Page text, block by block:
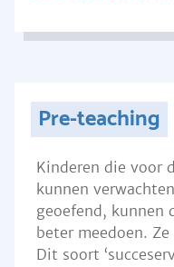
Pre-teaching
Kinderen die voor
kunnen
geoefend, kunnen
beter meedoen.
Dit soort